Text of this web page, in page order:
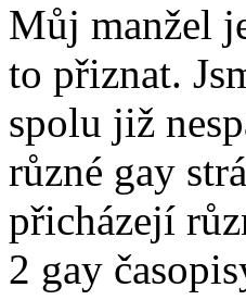
Můj manžel
to přiznat.
spolu již
různé gay
přicházejí
2 gay